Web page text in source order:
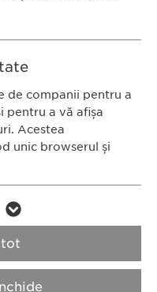
19-21
13 44
93 27
Politica privind
modulele cookie
consimțite de
de companii pentru a
pentru a vă afișa
Acestea
unic browserul și